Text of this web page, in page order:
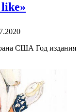
США Год издания